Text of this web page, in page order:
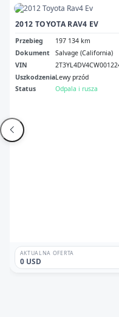
2012 TOYOTA RAV4 EV
Przebieg
197 134 km
Dokument
Salvage (California)
VIN
UszkodzeniaLewy przód
Status
Odpala i rusza
AKTUALNA OFERTA
0 USD